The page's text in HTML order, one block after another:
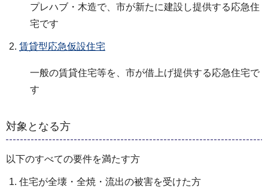
プレハブ・木造で、市が新たに建設し提供する応急住
宅です
賃貸型応急仮設住宅
一般の賃貸住宅等を、市が借上げ提供する応急住宅で
す
対象となる方
以下のすべての要件を満たす方
住宅が全壊・全焼・流出の被害を受けた方